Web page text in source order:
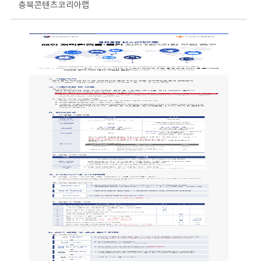
충북콘텐츠코리아랩